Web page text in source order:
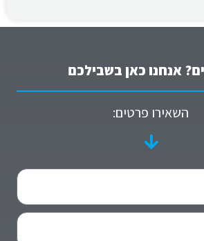
אנחנו כאן בשבילכם
השאירו פרטים: